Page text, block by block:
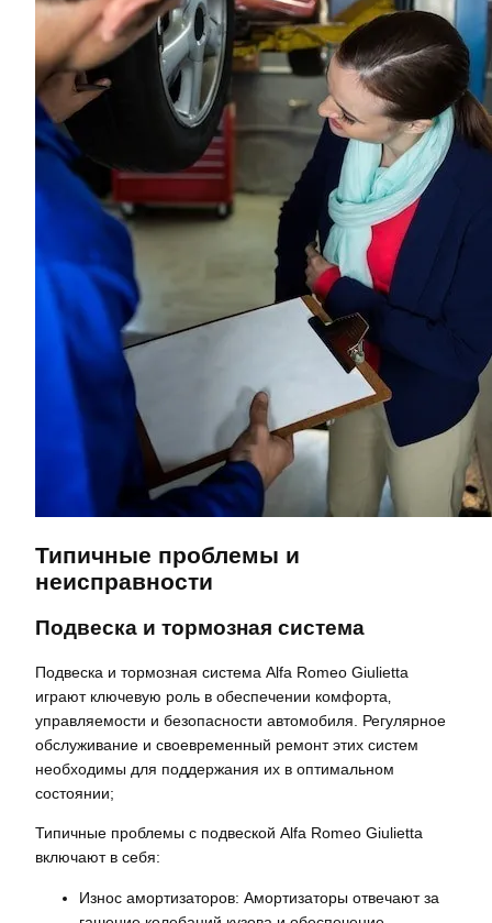
Типичные проблемы и
неисправности
Подвеска и тормозная система
Подвеска и тормозная система Alfa Romeo Giulietta
играют ключевую роль в обеспечении комфорта‚
управляемости и безопасности автомобиля. Регулярное
обслуживание и своевременный ремонт этих систем
необходимы для поддержания их в оптимальном
состоянии;
Типичные проблемы с подвеской Alfa Romeo Giulietta
включают в себя:
Износ амортизаторов: Амортизаторы отвечают за